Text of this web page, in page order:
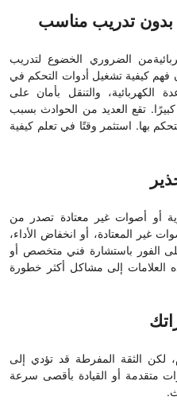
من الضروري الخضوع لتدريب
كيفية تشغيل أدوات التحكم في
الكهربائية، والتنقل بأمان على
تقع العديد من الحوادث بسبب
بها. استثمر وقتًا في تعلم كيفية
أو أصوات غير معتادة تصدر من
غير المعتادة، أو انخفاض الأداء،
الفور باستشارة فني متخصص أو
العلامات إلى مشاكل أكثر خطورة
لكن الثقة المفرطة قد تؤدي إلى
متقدمة أو القيادة بأقصى سرعة